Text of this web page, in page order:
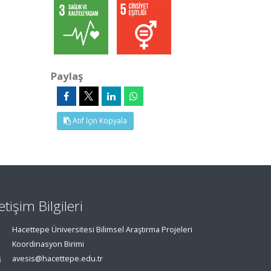
Paylaş
Atıf İçin Kopyala
Bilgileri
Hacettepe Üniversitesi Bilimsel Araştırma Projeleri
Koordinasyon Birimi
avesis@hacettepe.edu.tr